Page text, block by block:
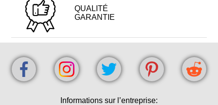
QUALITÉ
GARANTIE
Informations sur l’entreprise: